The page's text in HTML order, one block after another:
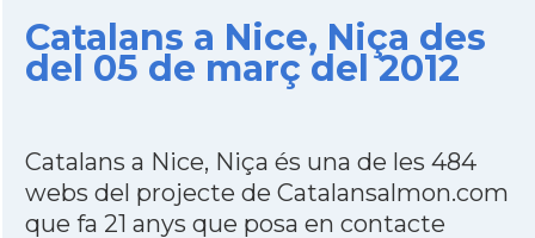
Catalans a Nice, Niça des
del 05 de març del 2012
Catalans a Nice, Niça és una de les 484
webs del projecte de Catalansalmon.com
que fa 21 anys que posa en contacte